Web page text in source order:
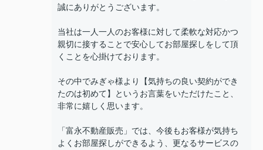
誠にありがとうございます。
当社は一人一人のお客様に対して柔軟な対応かつ
親切に接することで安心してお部屋探しをして頂
くことを心掛けております。
その中でみぎゃ様より【気持ちの良い契約ができ
たのは初めて】というお言葉をいただけたこと、
非常に嬉しく思います。
「富永不動産販売」では、今後もお客様が気持ち
よくお部屋探しができるよう、更なるサービスの